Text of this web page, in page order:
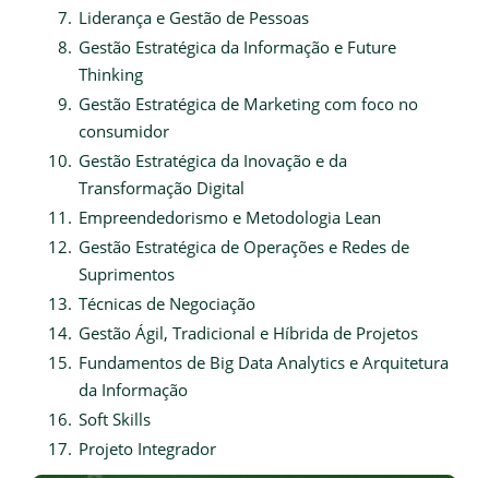
Liderança e Gestão de Pessoas
Gestão Estratégica da Informação e Future
Thinking
Gestão Estratégica de Marketing com foco no
consumidor
Gestão Estratégica da Inovação e da
Transformação Digital
Empreendedorismo e Metodologia Lean
Gestão Estratégica de Operações e Redes de
Suprimentos
Técnicas de Negociação
Gestão Ágil, Tradicional e Híbrida de Projetos
Fundamentos de Big Data Analytics e Arquitetura
da Informação
Soft Skills
Projeto Integrador